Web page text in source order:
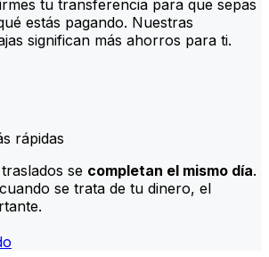
tu transferencia para que sepas
estás pagando. Nuestras
significan más ahorros para ti.
rápidas
se completan el mismo día.
se trata de tu dinero, el